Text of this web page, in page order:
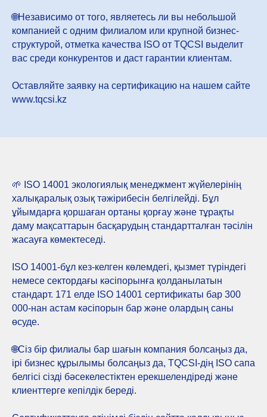
🌐Независимо от того, являетесь ли вы небольшой
компанией с одним филиалом или крупной бизнес-
структурой, отметка качества ISO от TQCSI выделит
вас среди конкурентов и даст гарантии клиентам.
Оставляйте заявку на сертификацию на нашем сайте
www.tqcsi.kz
🌱 ISO 14001 экологиялық менеджмент жүйелерінің
халықаралық озық тәжірибесін белгілейді. Бұл
ұйымдарға қоршаған ортаны қорғау және тұрақты
даму мақсаттарын басқарудың стандартталған тәсілін
жасауға көмектеседі.
ISO 14001-бұл кез-келген көлемдегі, қызмет түріндегі
немесе сектордағы кәсіпорынға қолданылатын
стандарт. 171 елде ISO 14001 сертификаты бар 300
000-нан астам кәсіпорын бар және олардың саны
өсуде.
🌐Сіз бір филиалы бар шағын компания болсаңыз да,
ірі бизнес құрылымы болсаңыз да, TQCSI-дің ISO сапа
белгісі сізді бәсекелестіктен ерекшелендіреді және
клиенттерге кепілдік береді.